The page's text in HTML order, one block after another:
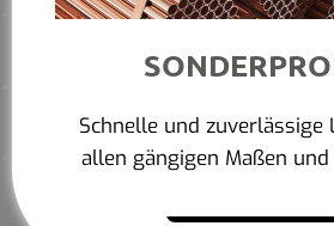
Schnelle und zuverlässige
allen gängigen Maßen